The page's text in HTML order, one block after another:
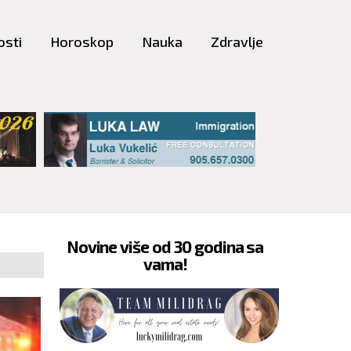
Horoskop Nauka Zdravlje
Novine više od 30 godina sa
vama!